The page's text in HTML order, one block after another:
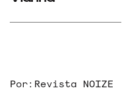
ENTREVISTAS
Por: Revista NOIZE